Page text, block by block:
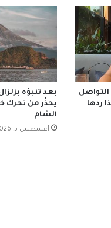
ردها
بعد تنبؤه
يحذّر من تحرك
الشام
أغسطس 5, 2026